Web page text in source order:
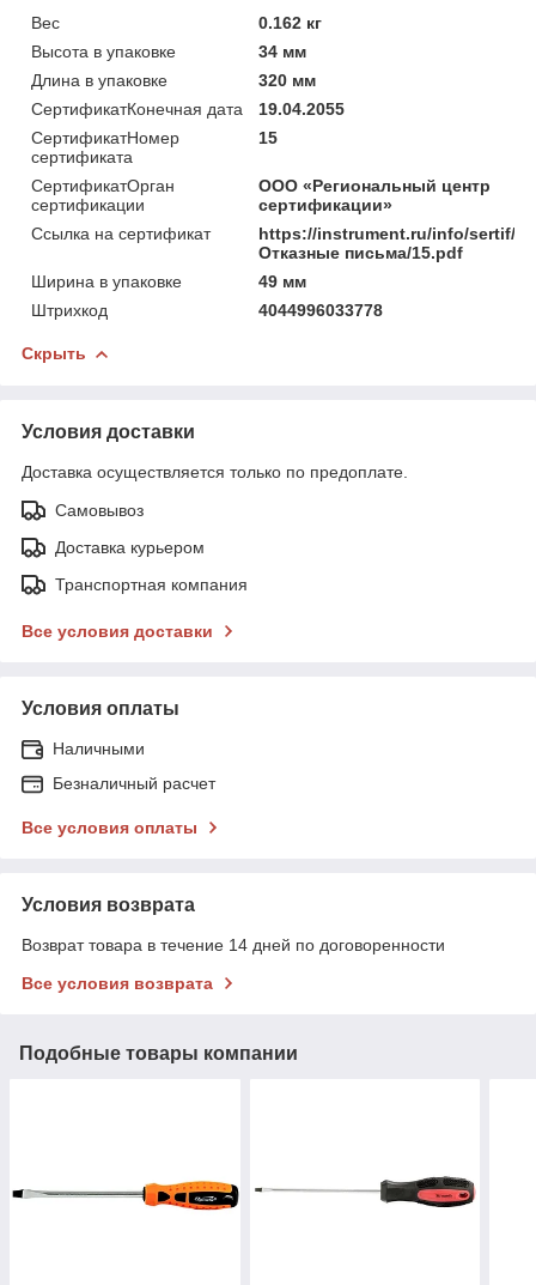
Вес
0.162 кг
Высота в упаковке
34 мм
Длина в упаковке
320 мм
СертификатКонечная дата
19.04.2055
СертификатНомер
сертификата
15
СертификатОрган
сертификации
ООО «Региональный центр
сертификации»
Ссылка на сертификат
https://instrument.ru/info/sertif/
Отказные письма/15.pdf
Ширина в упаковке
49 мм
Штрихкод
4044996033778
Скрыть
Условия доставки
Доставка осуществляется только по предоплате.
Самовывоз
Доставка курьером
Транспортная компания
Все условия доставки
Условия оплаты
Наличными
Безналичный расчет
Все условия оплаты
Условия возврата
Возврат товара в течение 14 дней по договоренности
Все условия возврата
Подобные товары компании